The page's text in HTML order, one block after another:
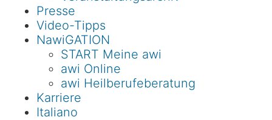
Presse
Video-Tipps
NawiGATION
START Meine awi
awi Online
awi Heilberufeberatung
Karriere
Italiano